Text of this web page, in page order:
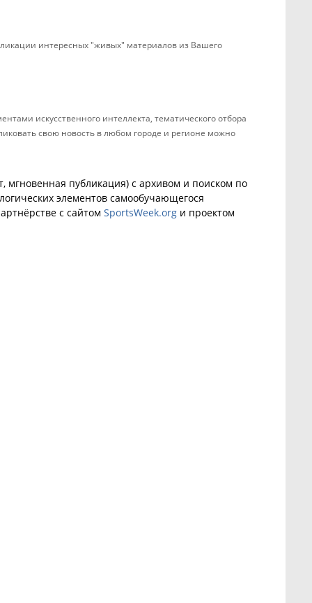
интересных "живых" материалов из Вашего
искусственного интеллекта, тематического отбора
свою новость в любом городе и регионе можно
публикация) с архивом и поиском по
элементов самообучающегося
с сайтом SportsWeek.org и проектом